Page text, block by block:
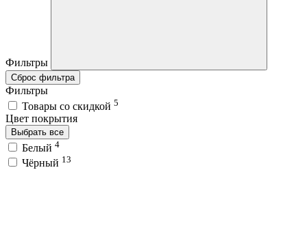
Фильтры
Сброс фильтра
Фильтры
Товары со скидкой 5
Цвет покрытия
Выбрать все
Белый 4
Чёрный 13